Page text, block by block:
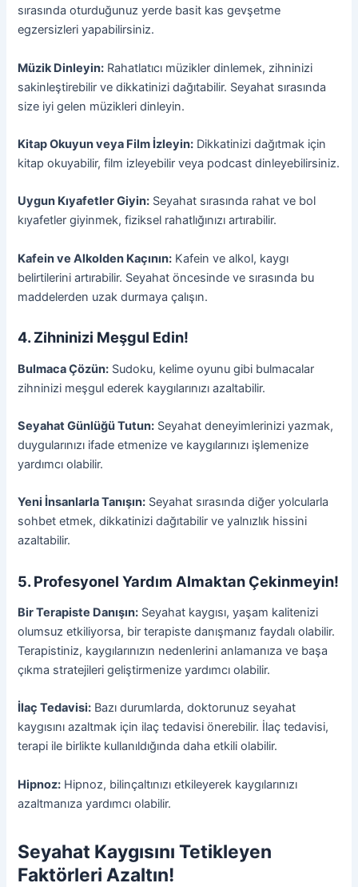
sırasında oturduğunuz yerde basit kas gevşetme
egzersizleri yapabilirsiniz.
Müzik Dinleyin: Rahatlatıcı müzikler dinlemek, zihninizi
sakinleştirebilir ve dikkatinizi dağıtabilir. Seyahat sırasında
size iyi gelen müzikleri dinleyin.
Kitap Okuyun veya Film İzleyin: Dikkatinizi dağıtmak için
kitap okuyabilir, film izleyebilir veya podcast dinleyebilirsiniz.
Uygun Kıyafetler Giyin: Seyahat sırasında rahat ve bol
kıyafetler giyinmek, fiziksel rahatlığınızı artırabilir.
Kafein ve Alkolden Kaçının: Kafein ve alkol, kaygı
belirtilerini artırabilir. Seyahat öncesinde ve sırasında bu
maddelerden uzak durmaya çalışın.
4. Zihninizi Meşgul Edin!
Bulmaca Çözün: Sudoku, kelime oyunu gibi bulmacalar
zihninizi meşgul ederek kaygılarınızı azaltabilir.
Seyahat Günlüğü Tutun: Seyahat deneyimlerinizi yazmak,
duygularınızı ifade etmenize ve kaygılarınızı işlemenize
yardımcı olabilir.
Yeni İnsanlarla Tanışın: Seyahat sırasında diğer yolcularla
sohbet etmek, dikkatinizi dağıtabilir ve yalnızlık hissini
azaltabilir.
5. Profesyonel Yardım Almaktan Çekinmeyin!
Bir Terapiste Danışın: Seyahat kaygısı, yaşam kalitenizi
olumsuz etkiliyorsa, bir terapiste danışmanız faydalı olabilir.
Terapistiniz, kaygılarınızın nedenlerini anlamanıza ve başa
çıkma stratejileri geliştirmenize yardımcı olabilir.
İlaç Tedavisi: Bazı durumlarda, doktorunuz seyahat
kaygısını azaltmak için ilaç tedavisi önerebilir. İlaç tedavisi,
terapi ile birlikte kullanıldığında daha etkili olabilir.
Hipnoz: Hipnoz, bilinçaltınızı etkileyerek kaygılarınızı
azaltmanıza yardımcı olabilir.
Seyahat Kaygısını Tetikleyen
Faktörleri Azaltın!